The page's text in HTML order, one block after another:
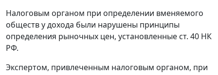
Налоговым органом при определении вменяемого
обществ у дохода были нарушены принципы
определения рыночных цен, установленные ст. 40 НК
РФ.
Экспертом, привлеченным налоговым органом, при